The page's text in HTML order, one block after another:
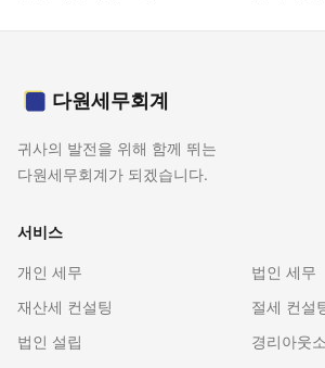
다원세무회계
귀사의 발전을 위해 함께 뛰는
다원세무회계가 되겠습니다.
서비스
개인 세무
법인 세무
재산세 컨설팅
절세 컨설
법인 설립
경리아웃